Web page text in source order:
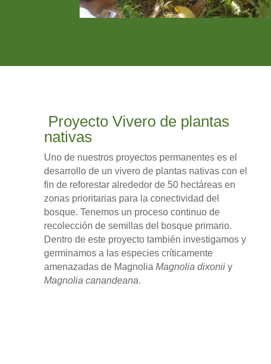
Proyecto Vivero de plantas
nativas
Uno de nuestros proyectos permanentes es el
desarrollo de un vivero de plantas nativas con el
fin de reforestar alrededor de 50 hectáreas en
zonas prioritarias para la conectividad del
bosque. Tenemos un proceso continuo de
recolección de semillas del bosque primario.
Dentro de este proyecto también investigamos y
germinamos a las especies críticamente
amenazadas de Magnolia Magnolia dixonii y
Magnolia canandeana.